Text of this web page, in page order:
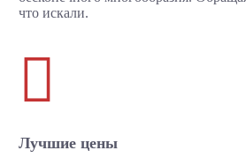
что искали.

Лучшие цены